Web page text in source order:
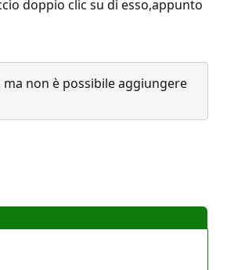
doppio clic su di esso,appunto
non è possibile aggiungere